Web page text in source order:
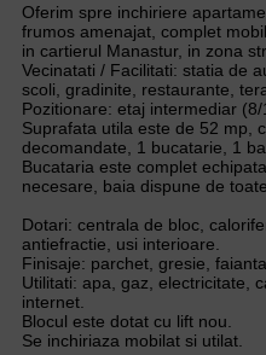
Oferim spre inchiriere
frumos amenajat, complet
in cartierul Manastur, in zona
Vecinatati / Facilitati: statia de
scoli, gradinite, restaurante,
Pozitionare: etaj intermediar (8/
Suprafata utila este de 52 mp,
decomandate, 1 bucatarie, 1
Bucataria este complet
necesare, baia dispune de
Dotari: centrala de bloc,
antiefractie, usi interioare.
Finisaje: parchet, gresie,
Utilitati: apa, gaz, electricitate,
internet.
Blocul este dotat cu lift nou.
Se inchiriaza mobilat si utilat.